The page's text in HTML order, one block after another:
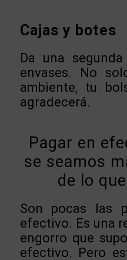
Cajas y botes
Da una
envases. No
ambiente, tu
agradecerá.
Pagar en
se seamos
de lo
Son pocas las
efectivo. Es una
engorro que
efectivo. Pero